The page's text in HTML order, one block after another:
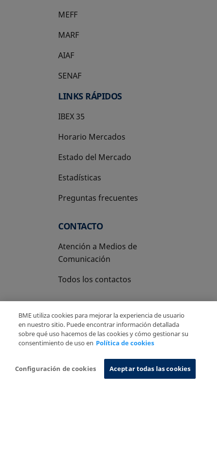
MEFF
se abre en una pestaña nueva
MARF
AIAF
SENAF
LINKS RÁPIDOS
IBEX 35
Horario Mercados
Estado del Mercado
Estadísticas
Preguntas frecuentes
CONTACTO
Atención a Medios de
Comunicación
Todos los contactos
Copyright Ⓒ BME 2026
Aviso Legal
Sistema de Información
BME utiliza cookies para mejorar la experiencia de usuario
en nuestro sitio. Puede encontrar información detallada
sobre qué uso hacemos de las cookies y cómo gestionar su
consentimiento de uso en Política de cookies
Configuración de cookies Aceptar todas las cookies